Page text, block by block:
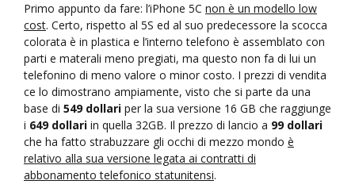
Primo appunto da fare: l’iPhone 5C non è un modello low
cost. Certo, rispetto al 5S ed al suo predecessore la scocca
colorata è in plastica e l’interno telefono è assemblato con
parti e materali meno pregiati, ma questo non fa di lui un
telefonino di meno valore o minor costo. I prezzi di vendita
ce lo dimostrano ampiamente, visto che si parte da una
base di 549 dollari per la sua versione 16 GB che raggiunge
i 649 dollari in quella 32GB. Il prezzo di lancio a 99 dollari
che ha fatto strabuzzare gli occhi di mezzo mondo è
relativo alla sua versione legata ai contratti di
abbonamento telefonico statunitensi.